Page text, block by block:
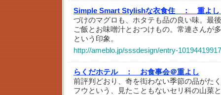
Simple Smart Stylishな衣食住 ：
重よ
づけのマグロも、ホタテも品の良い味。最
ご飯とお味噌汁とおつけもの。常連さんが
という印象。
http://ameblo.jp/sssdesign/entry-
らくだホテル ：
お食事会＠重よし
前評判どおり、奇を衒わない季節の品がた
フウという、見たこともないセリ科の山菜